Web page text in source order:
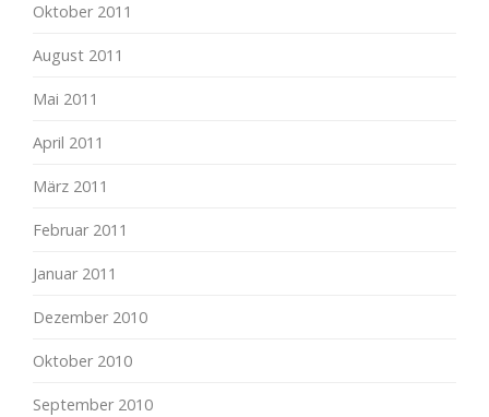
Oktober 2011
August 2011
Mai 2011
April 2011
März 2011
Februar 2011
Januar 2011
Dezember 2010
Oktober 2010
September 2010